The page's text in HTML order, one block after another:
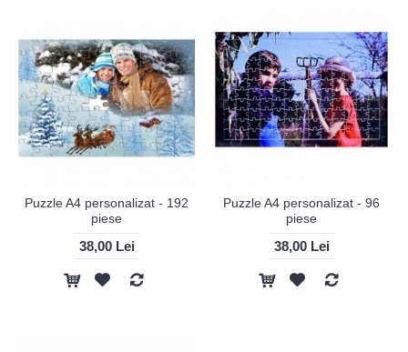
Puzzle A4 personalizat - 192
piese
38,00 Lei
Puzzle A4 personalizat - 96
piese
38,00 Lei